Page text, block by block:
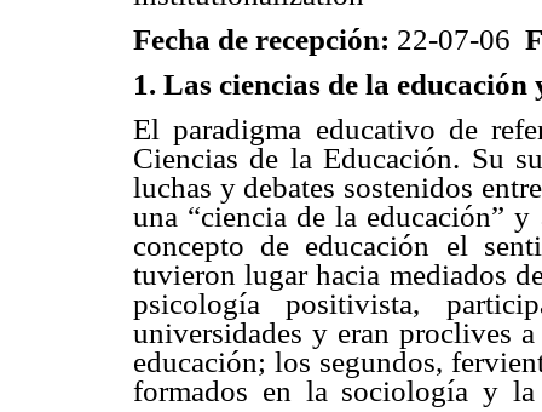
Fecha de recepción: 22-07-06
1. Las ciencias de la
El paradigma educativo de
Ciencias de la Educación. Su
luchas y debates sostenidos
una “ciencia de la educación”
concepto de educación el
tuvieron lugar hacia mediados
psicología positivista,
universidades y eran proclives
educación; los segundos,
formados en la sociología y